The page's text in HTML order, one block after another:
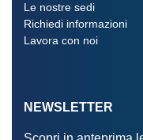
Le nostre sedi
Richiedi informazioni
Lavora con noi
NEWSLETTER